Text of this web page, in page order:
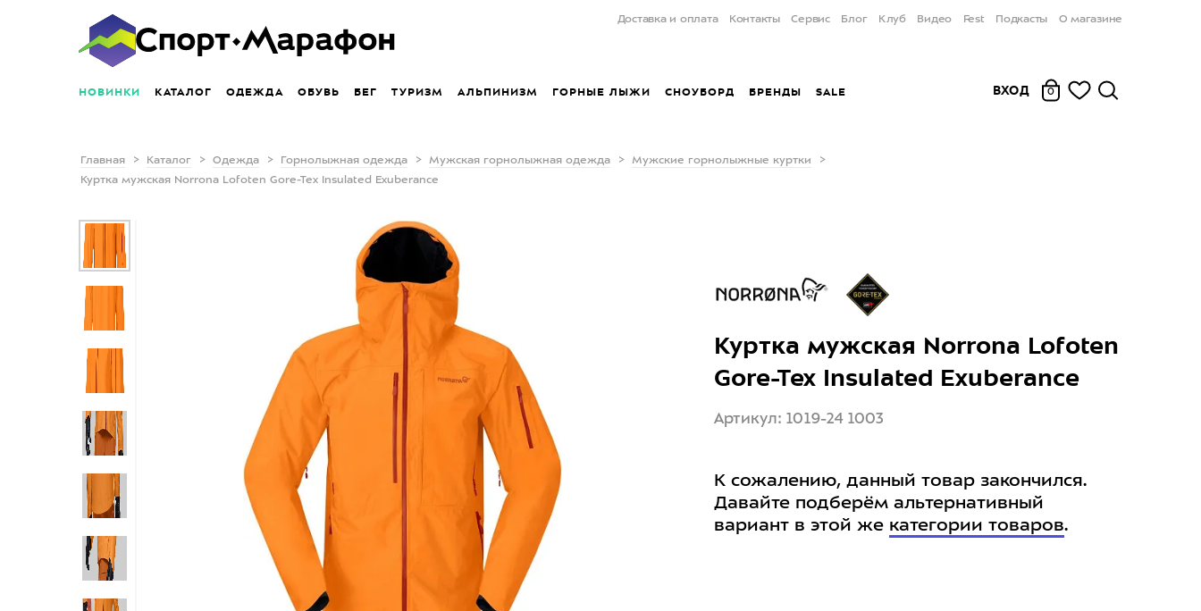
Доставка и оплата Контакты Сервис Блог Клуб Видео Fest Подкасты О магазине
НОВИНКИ КАТАЛОГ ОДЕЖДА ОБУВЬ БЕГ ТУРИЗМ АЛЬПИНИЗМ ГОРНЫЕ ЛЫЖИ СНОУБОРД БРЕНДЫ SALE ВХОД 0
Главная Каталог Одежда Горнолыжная одежда Мужская горнолыжная одежда
Мужские горнолыжные куртки
Куртка мужская Norrona Lofoten Gore-Tex Insulated Exuberance
Куртка мужская Norrona Lofoten
Gore-Tex Insulated Exuberance
Артикул: 1019-24 1003
К сожалению, данный товар закончился.
Давайте подберём альтернативный
вариант в этой же категории товаров.